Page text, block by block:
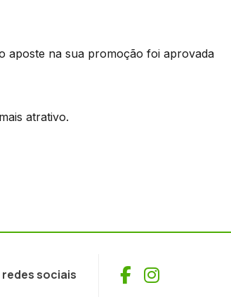
aposte na sua promoção foi aprovada
atrativo.
sociais Facebook
Instagram